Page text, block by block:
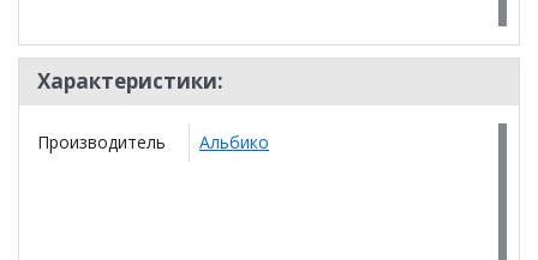
Характеристики:
Производитель Альбико